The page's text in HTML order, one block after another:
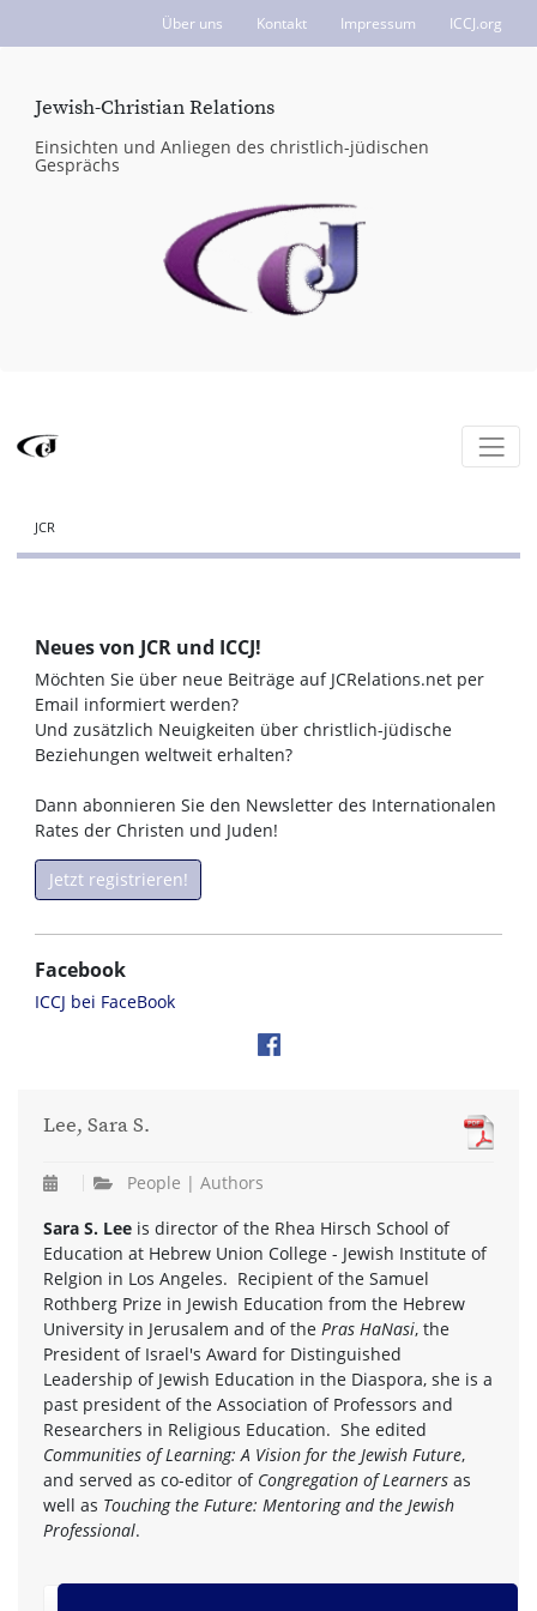
Über uns Kontakt Impressum ICCJ.org
Jewish-Christian Relations
Einsichten und Anliegen des christlich-jüdischen
Gesprächs
JCR
Neues von JCR und ICCJ!
Möchten Sie über neue Beiträge auf JCRelations.net per
Email informiert werden?
Und zusätzlich Neuigkeiten über christlich-jüdische
Beziehungen weltweit erhalten?
Dann abonnieren Sie den Newsletter des Internationalen
Rates der Christen und Juden!
Jetzt registrieren!
Facebook
ICCJ bei FaceBook
Lee, Sara S.
People | Authors
Sara S. Lee is director of the Rhea Hirsch School of
Education at Hebrew Union College - Jewish Institute of
Relgion in Los Angeles. Recipient of the Samuel
Rothberg Prize in Jewish Education from the Hebrew
University in Jerusalem and of the Pras HaNasi, the
President of Israel's Award for Distinguished
Leadership of Jewish Education in the Diaspora, she is a
past president of the Association of Professors and
Researchers in Religious Education. She edited
Communities of Learning: A Vision for the Jewish Future,
and served as co-editor of Congregation of Learners as
well as Touching the Future: Mentoring and the Jewish
Professional.